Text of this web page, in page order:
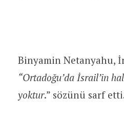
Binyamin Netanyahu,
“Ortadoğu’da İsrail’in
yoktur.” sözünü sarf